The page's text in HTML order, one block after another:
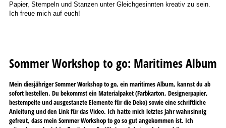
Papier, Stempeln und Stanzen unter Gleichgesinnten kreativ zu sein.
Ich freue mich auf euch!
Sommer Workshop to go: Maritimes Album
Mein diesjähriger Sommer Workshop to go, ein maritimes Album, kannst du ab
sofort bestellen. Du bekommst ein Materialpaket (Farbkarton, Designerpapier,
bestempelte und ausgestanzte Elemente für die Deko) sowie eine schriftliche
Anleitung und den Link für das Video. Ich hatte mich letztes Jahr wahnsinnig
gefreut, dass mein Sommer Workshop to go so gut angekommen ist. Ich